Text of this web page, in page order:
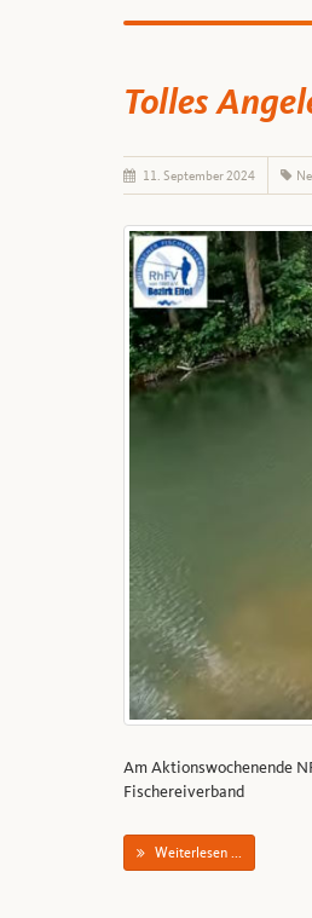
Tolles
11. September 2024
Am Aktionswochenende
Fischereiverband
Weiterlesen ...